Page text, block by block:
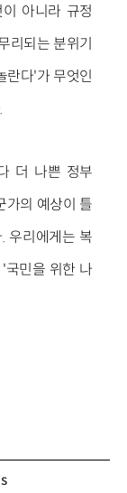
아니라 규정
리되는 분위기
란다'가 무엇인
더 나쁜 정부
가의 예상이 틀
우리에게는 복
국민을 위한 나